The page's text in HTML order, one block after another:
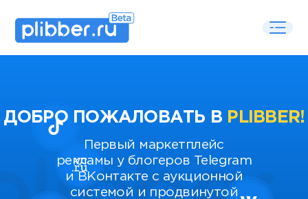
ДОБРО ПОЖАЛОВАТЬ В PLIBBER!
Первый маркетплейс
рекламы у блогеров Telegram
и ВКонтакте с аукционной
системой и продвинутой